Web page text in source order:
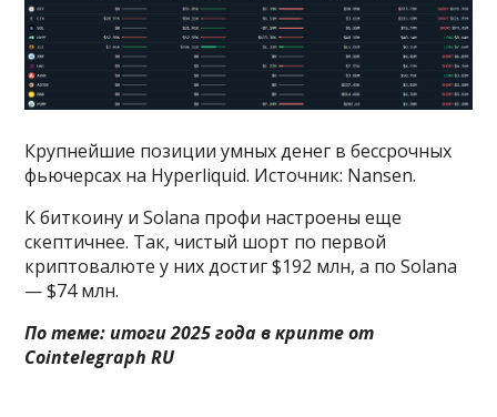
Крупнейшие позиции умных денег в бессрочных
фьючерсах на Hyperliquid. Источник: Nansen.
К биткоину и Solana профи настроены еще
скептичнее. Так, чистый шорт по первой
криптовалюте у них достиг $192 млн, а по Solana
— $74 млн.
По теме: итоги 2025 года в крипте от
Cointelegraph RU